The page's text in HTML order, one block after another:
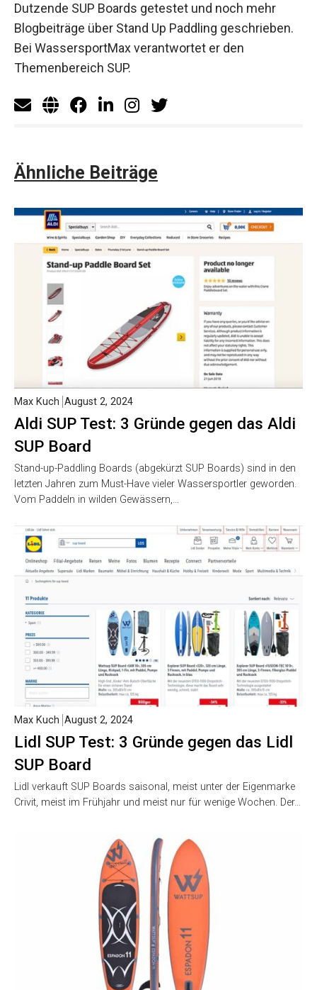
Dutzende SUP Boards getestet und noch mehr
Blogbeiträge über Stand Up Paddling geschrieben.
Bei WassersportMax verantwortet er den
Themenbereich SUP.
Ähnliche Beiträge
Aldi SUP Test: 3 Gründe gegen das Aldi
SUP Board
Max Kuch August 2, 2024
Stand-up-Paddling Boards (abgekürzt SUP Boards) sind in den
letzten Jahren zum Must-Have vieler Wassersportler geworden.
Vom Paddeln in wilden Gewässern,…
Lidl SUP Test: 3 Gründe gegen das Lidl
SUP Board
Max Kuch August 2, 2024
Lidl verkauft SUP Boards saisonal, meist unter der Eigenmarke
Crivit, meist im Frühjahr und meist nur für wenige Wochen. Der…